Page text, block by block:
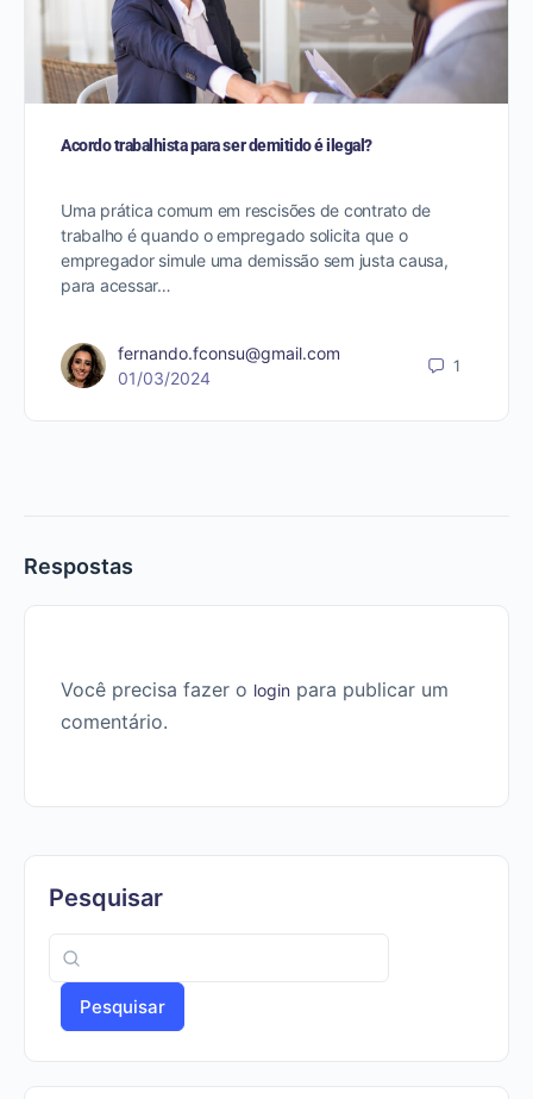
Acordo trabalhista para ser demitido é ilegal?
Uma prática comum em rescisões de contrato de
trabalho é quando o empregado solicita que o
empregador simule uma demissão sem justa causa,
para acessar…
fernando.fconsu@gmail.com
01/03/2024
1
Respostas
Você precisa fazer o login para publicar um
comentário.
Pesquisar
Pesquisar